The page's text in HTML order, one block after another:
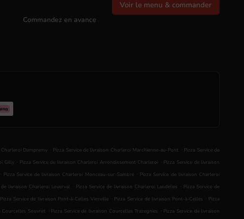
Commandez en avance
Voir le menu & commander
Dampremy . Pizza Service de livraison Charleroi Marchienne-au-Pont . Pizza Service de
Gilly . Pizza Service de livraison Charleroi Arrondissement Charleroi . Pizza Service de livraison
. Pizza Service de livraison Charleroi Monceau-sur-Sambre . Pizza Service de livraison Charleroi
de livraison Charleroi Loverval . Pizza Service de livraison Charleroi Landelies . Pizza Service de
Pizza Service de livraison Pont-à-Celles Viesville . Pizza Service de livraison Pont-à-Celles . Pizza
Courcelles Souvret . Pizza Service de livraison Courcelles Trazegnies . Pizza Service de livraison